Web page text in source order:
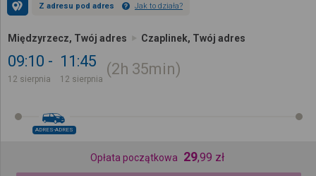
Z adresu pod adres Jak to działa?
Międzyrzecz, Twój adres Czaplinek, Twój adres
09:10
12 sierpnia
11:45
12 sierpnia
2h 35min
ADRES-ADRES
Opłata początkowa 29,99 zł